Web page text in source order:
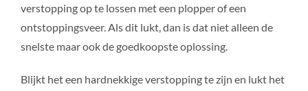
verstopping op te lossen met een plopper of een
ontstoppingsveer. Als dit lukt, dan is dat niet alleen de
snelste maar ook de goedkoopste oplossing.
Blijkt het een hardnekkige verstopping te zijn en lukt het